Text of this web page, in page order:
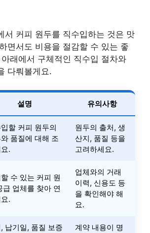
서 커피 원두를 직수입하는 것은 맛
면서도 비용을 절감할 수 있는 좋
래에서 구체적인 직수입 절차와
다뤄볼게요.
설명 유의사항
할 커피 원두의
품질에 대해 조
.
원두의 출처, 생
산지, 품질 등을
고려하세요.
수 있는 커피 원
급 업체를 찾아 연
.
업체와의 거래
이력, 신용도 등
을 확인해야 해
요.
납기일, 품질 보증 계약 내용이 명